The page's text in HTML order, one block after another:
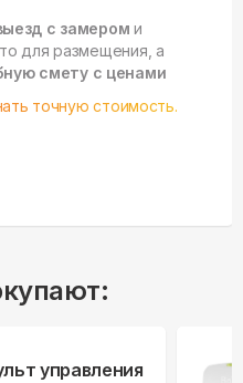
с замером и
для размещения, а
смету с ценами
точную стоимость.
управления